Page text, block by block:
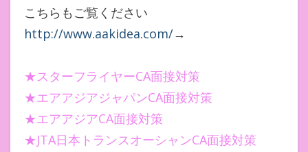
こちらもご覧ください
http://www.aakidea.com/→
★スターフライヤーCA面接対策
★エアアジアジャパンCA面接対策
★エアアジアCA面接対策
★JTA日本トランスオーシャンCA面接対策